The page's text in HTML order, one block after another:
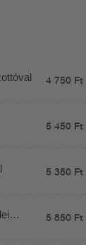
4 750 Ft
5 450 Ft
5 350 Ft
5 850 Ft